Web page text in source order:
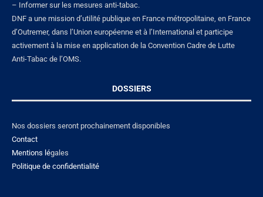
– Informer sur les mesures anti-tabac.
DNF a une mission d’utilité publique en France métropolitaine, en France
d’Outremer, dans l’Union européenne et à l’International et participe
activement à la mise en application de la Convention Cadre de Lutte
Anti-Tabac de l’OMS.
DOSSIERS
Nos dossiers seront prochainement disponibles
Contact
Mentions légales
Politique de confidentialité